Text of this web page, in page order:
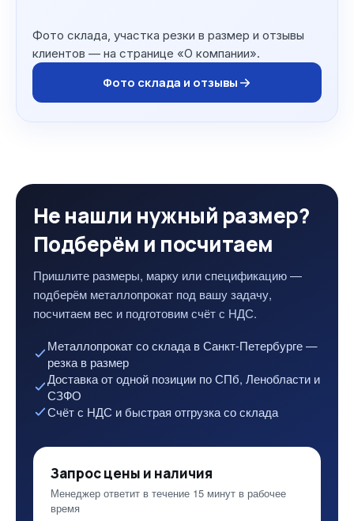
Фото склада, участка резки в размер и отзывы
клиентов — на странице «О компании».
Фото склада и отзывы
Не нашли нужный размер?
Подберём и посчитаем
Пришлите размеры, марку или спецификацию —
подберём металлопрокат под вашу задачу,
посчитаем вес и подготовим счёт с НДС.
Металлопрокат со склада в Санкт-Петербурге —
резка в размер
Доставка от одной позиции по СПб, Ленобласти и
СЗФО
Счёт с НДС и быстрая отгрузка со склада
Запрос цены и наличия
Менеджер ответит в течение 15 минут в рабочее
время